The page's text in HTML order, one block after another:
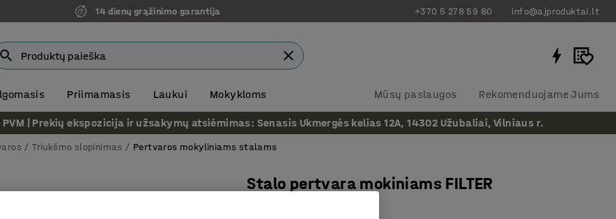
Ekspozicija Vilniuje +370 5 278 59 80 info@ajproduktai.lt
Priimamasis Laukui Mokykloms Mūsų paslaugos Rekomenduojame Jums
| Prekių ekspozicija ir užsakymų atsiėmimas: Senasis Ukmergės kelias 12A, 14302 Užubaliai, Vilniaus r.
Triukšmo slopinimas Pertvaros mokyliniams stalams
Stalo pertvara mokiniams FILTER